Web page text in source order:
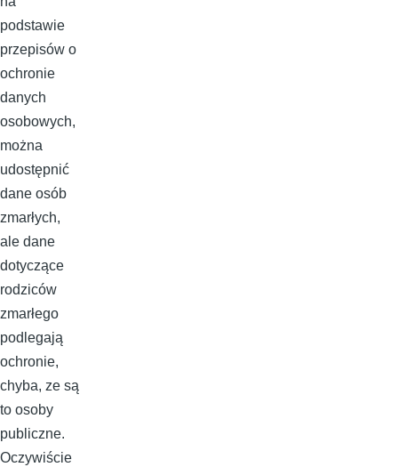
podstawie
przepisów o
ochronie
danych
osobowych,
można
udostępnić
dane osób
zmarłych,
ale dane
dotyczące
rodziców
zmarłego
podlegają
ochronie,
chyba, ze są
to osoby
publiczne.
Oczywiście